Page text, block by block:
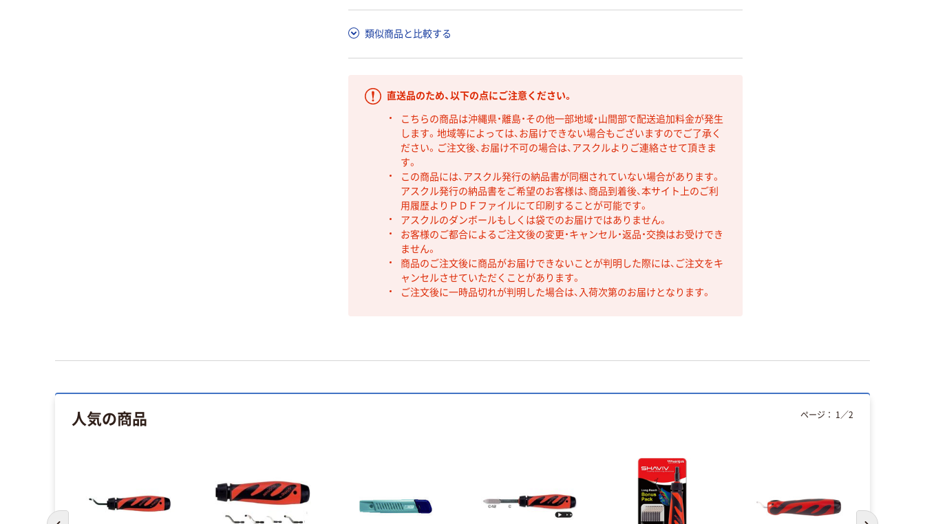
類似商品と比較する
直送品のため、以下の点にご注意ください。
こちらの商品は沖縄県・離島・その他一部地域・山間部で配送追加料金が発生
します。地域等によっては、お届けできない場合もございますのでご了承く
ださい。ご注文後、お届け不可の場合は、アスクルよりご連絡させて頂きま
す。
この商品には、アスクル発行の納品書が同梱されていない場合があります。
アスクル発行の納品書をご希望のお客様は、商品到着後、本サイト上のご利
用履歴よりＰＤＦファイルにて印刷することが可能です。
アスクルのダンボールもしくは袋でのお届けではありません。
お客様のご都合によるご注文後の変更・キャンセル・返品・交換はお受けでき
ません。
商品のご注文後に商品がお届けできないことが判明した際には、ご注文をキ
ャンセルさせていただくことがあります。
ご注文後に一時品切れが判明した場合は、入荷次第のお届けとなります。
人気の商品 ページ： 1 ／2